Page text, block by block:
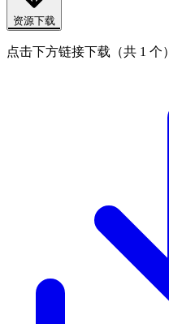
资源下载
点击下方链接下载（共 1 个）